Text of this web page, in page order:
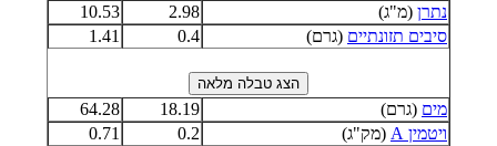
נתרן (מ"ג) 2.98
10.53
סיבים תזונתיים (גרם) 0.4
1.41
מים (גרם) 18.19
64.28
ויטמין A
(מק"ג) 0.2
0.71